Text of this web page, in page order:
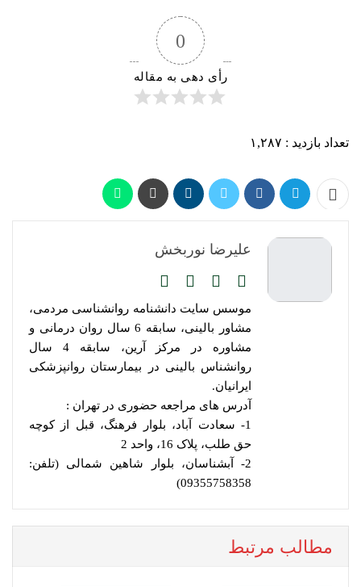
0
رأی دهی به مقاله
تعداد بازدید : ۱,۲۸۷
علیرضا نوربخش
موسس سایت دانشنامه روانشناسی مردمی،
مشاور بالینی، سابقه 6 سال روان درمانی و
مشاوره در مرکز آرین، سابقه 4 سال
روانشناس بالینی در بیمارستان روانپزشکی
ایرانیان.
آدرس های مراجعه حضوری در تهران :
1- سعادت آباد، بلوار فرهنگ، قبل از کوچه
حق طلب، پلاک 16، واحد 2
2- آبشناسان، بلوار شاهین شمالی (تلفن:
09355758358)
مطالب مرتبط